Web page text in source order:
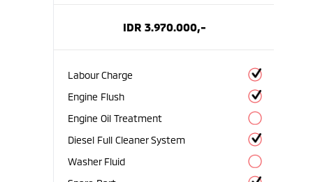
IDR 3.970.000,-
Labour Charge
Engine Flush
Engine Oil Treatment
Diesel Full Cleaner System
Washer Fluid